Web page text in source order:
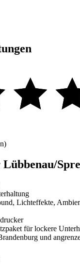
Lichteffekte,
für lockere
und